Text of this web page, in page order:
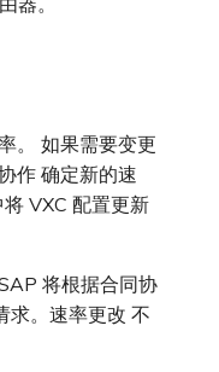
。 如果需要变更
作 确定新的速
VXC 配置更新
将根据合同协
求。速率更改 不